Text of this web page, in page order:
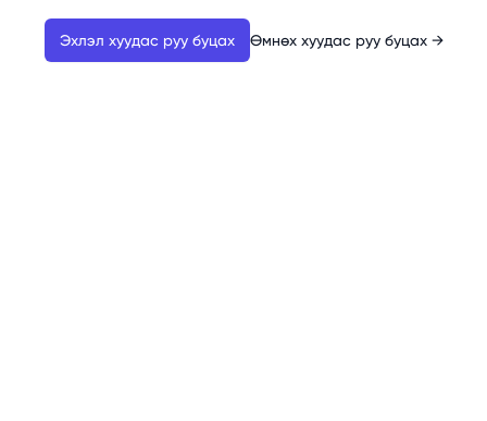
Эхлэл хуудас руу буцах Өмнөх хуудас руу буцах →